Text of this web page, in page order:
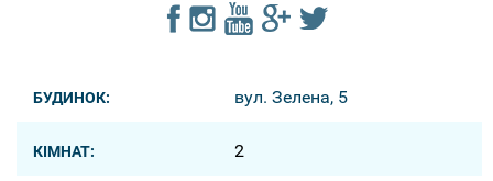
БУДИНОК: вул. Зелена, 5
КІМНАТ: 2